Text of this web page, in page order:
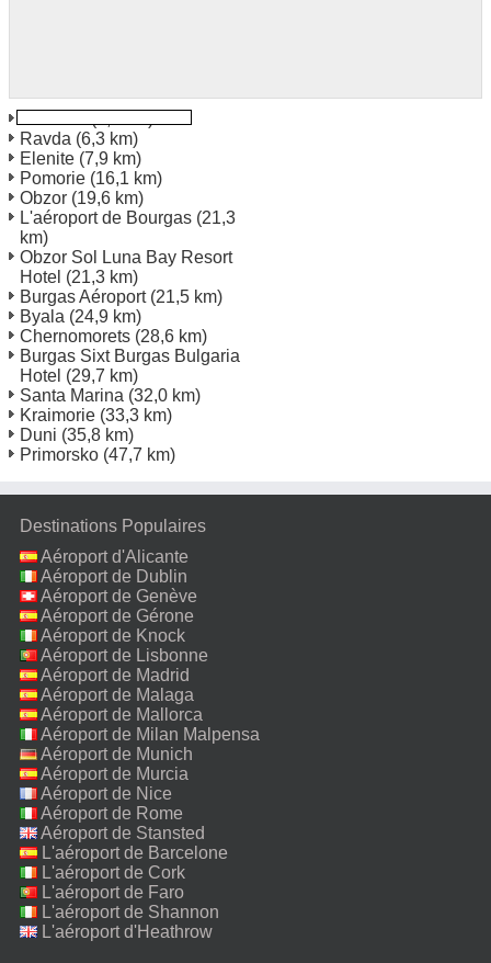
Ravda (6,3 km)
Elenite (7,9 km)
Pomorie (16,1 km)
Obzor (19,6 km)
L'aéroport de Bourgas (21,3
km)
Obzor Sol Luna Bay Resort
Hotel (21,3 km)
Burgas Aéroport(21,5 km)
Byala (24,9 km)
Chernomorets (28,6 km)
Burgas Sixt Burgas Bulgaria
Hotel (29,7 km)
Santa Marina (32,0 km)
Kraimorie (33,3 km)
Duni (35,8 km)
Primorsko (47,7 km)
Destinations Populaires
Aéroport d'Alicante
Aéroport de Dublin
Aéroport de Genève
Aéroport de Gérone
Aéroport de Knock
Aéroport de Lisbonne
Aéroport de Madrid
Aéroport de Malaga
Aéroport de Mallorca
Aéroport de Milan Malpensa
Aéroport de Munich
Aéroport de Murcia
Aéroport de Nice
Aéroport de Rome
Fiumicino
Aéroport de Stansted
L'aéroport de Barcelone
L'aéroport de Cork
L'aéroport de Faro
L'aéroport de Shannon
L'aéroport d'Heathrow